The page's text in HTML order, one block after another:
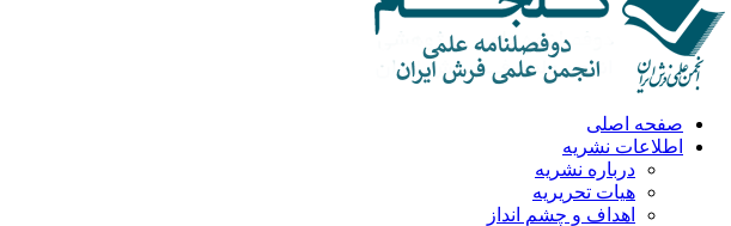
صفحه اصلی
اطلاعات نشریه
درباره نشریه
هیات تحریریه
اهداف و چشم انداز